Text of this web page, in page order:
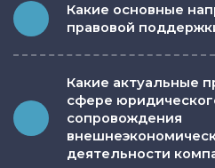
Какие основные
правовой
Какие актуальные
сфере
сопровождения
деятельности